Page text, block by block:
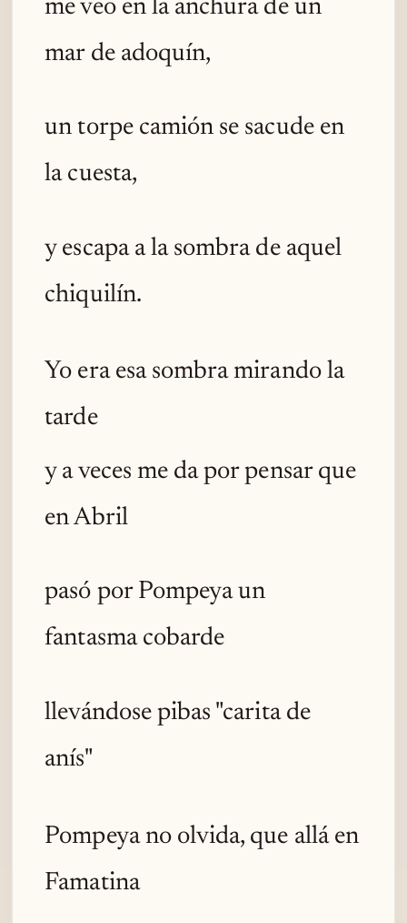
me veo en la anchura de un
mar de adoquín,
un torpe camión se sacude en
la cuesta,
y escapa a la sombra de aquel
chiquilín.
Yo era esa sombra mirando la
tarde
y a veces me da por pensar que
en Abril
pasó por Pompeya un
fantasma cobarde
llevándose pibas "carita de
anís"
Pompeya no olvida, que allá en
Famatina